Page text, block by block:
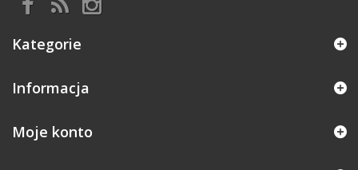
Kategorie
Informacja
Moje konto